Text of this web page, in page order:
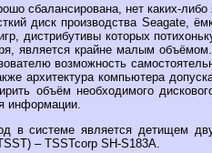
сбалансирована, нет каких-
диск производства Seagate,
дистрибутивы которых
является крайне малым
возможность
архитектура компьютера
объём необходимого
информации.
в системе является детищем
– TSSTcorp SH-S183A.